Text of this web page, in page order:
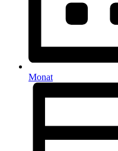
Monat